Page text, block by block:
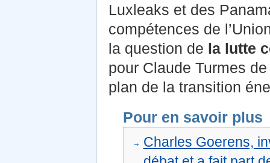
Luxleaks et des
compétences de
la question de la lutte
pour Claude Turmes
plan de la transition
Pour en savoir plus
Charles Goerens,